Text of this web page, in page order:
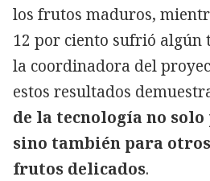
los frutos maduros,
12 por ciento sufrió algún
la coordinadora del
estos resultados
de la tecnología no
sino también para
frutos delicados.